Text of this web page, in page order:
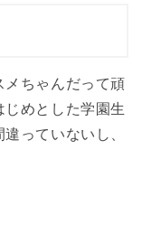
メちゃんだって頑
めとした学園生
っていないし、